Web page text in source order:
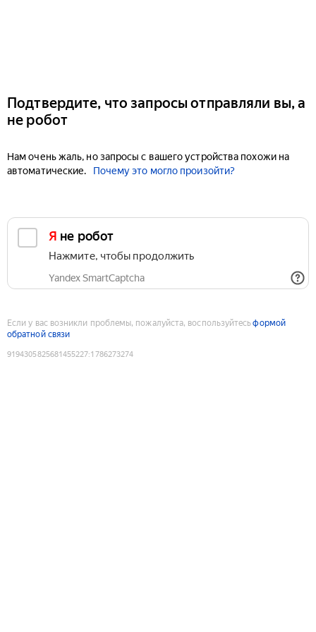
Подтвердите, что запросы отправляли вы, а
не робот
Нам очень жаль, но запросы с вашего устройства похожи на
автоматические.
Почему это могло произойти?
Я не робот
Нажмите, чтобы продолжить
Yandex SmartCaptcha
Если у вас возникли проблемы, пожалуйста, воспользуйтесьформой
обратной связи
9194305825681455227:1786273274